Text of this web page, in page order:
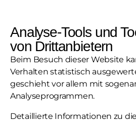
Analyse-Tools und
von Drittanbietern
Beim Besuch dieser Website
Verhalten statistisch
geschieht vor allem mit
Analyseprogrammen.
Detaillierte Informationen zu